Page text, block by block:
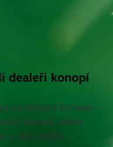
dealeři konopí
ze střední Eurasie –
kmenů, které
v této době...